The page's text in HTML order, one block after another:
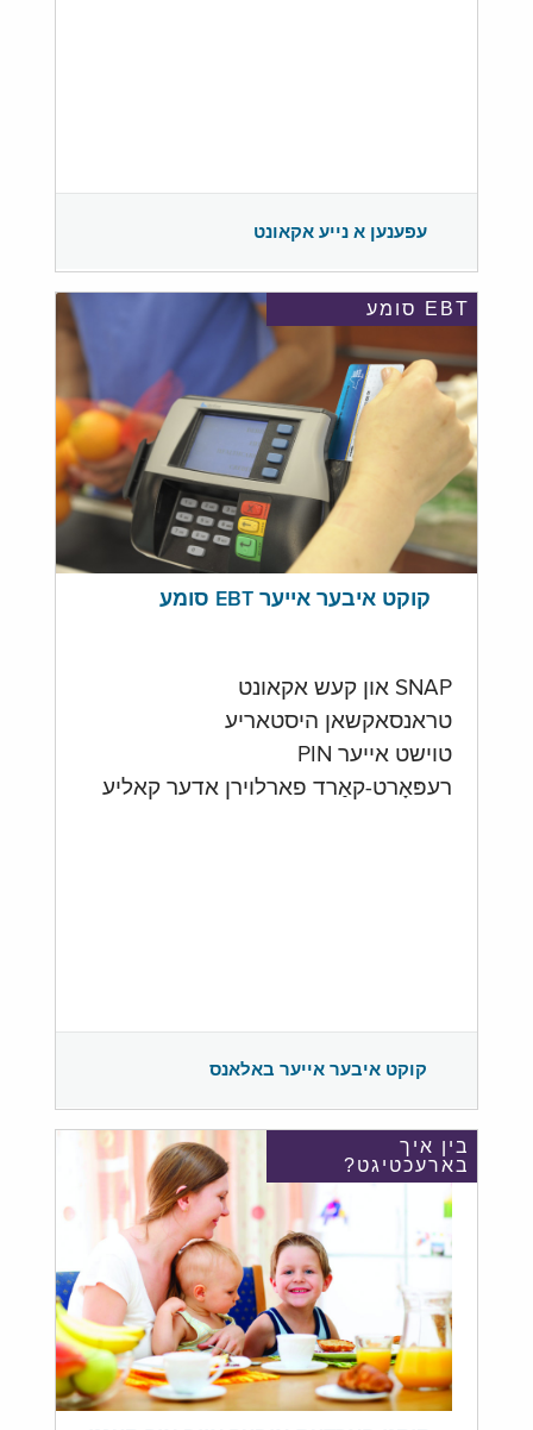
עפענען א נייע אקאונט
EBT סומע
קוקט איבער אייער EBT סומע
SNAP און קעש אקאונט
טראנסאקשאן היסטאריע
טוישט אייער PIN
רעפּאָרט-קאַרד פארלוירן אדער קאליע
קוקט איבער אייער באלאנס
בין איך
בארעכטיגט?